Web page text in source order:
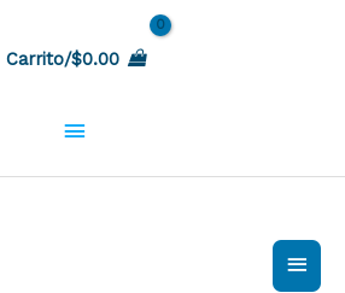
Carrito/$0.00
la
cabecera